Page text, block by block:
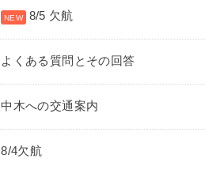
8/5 欠航
よくある質問とその回答
中木への交通案内
8/4欠航